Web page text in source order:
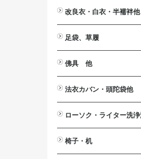
携帯用硯箱
小筆
中筆
太筆
墨池
筆掛け
筆立
硯
墨汁
改良衣・白衣・半襦袢他
改良衣
作務衣・掲載一時停止中
白衣・掲載一時停止中
半襦袢・掲載一時停止中
マジック帯
羽織・半纏・販売終了
下着
防寒カバー・販売終了
法衣箪笥・販売終了
足袋、草履
足袋
草履
佛具 他
法要台
戒名用紙入
印金
見台>自在見台
六角畳台
笏
絡子環
傘
ペーパーハンガー
ワイヤレスアンプ関連商
拡声器>ハンズフリー拡
仏具洗浄液
案内板・パンフレッドス
法衣カバン・頭陀袋他
法衣カバン
頭陀袋（袋物）
ローソク・ライター洗
洋ローソク>日之出富士
ローカット
ローがとれます
ライター
芯切り鋏
洗浄液
椅子・机